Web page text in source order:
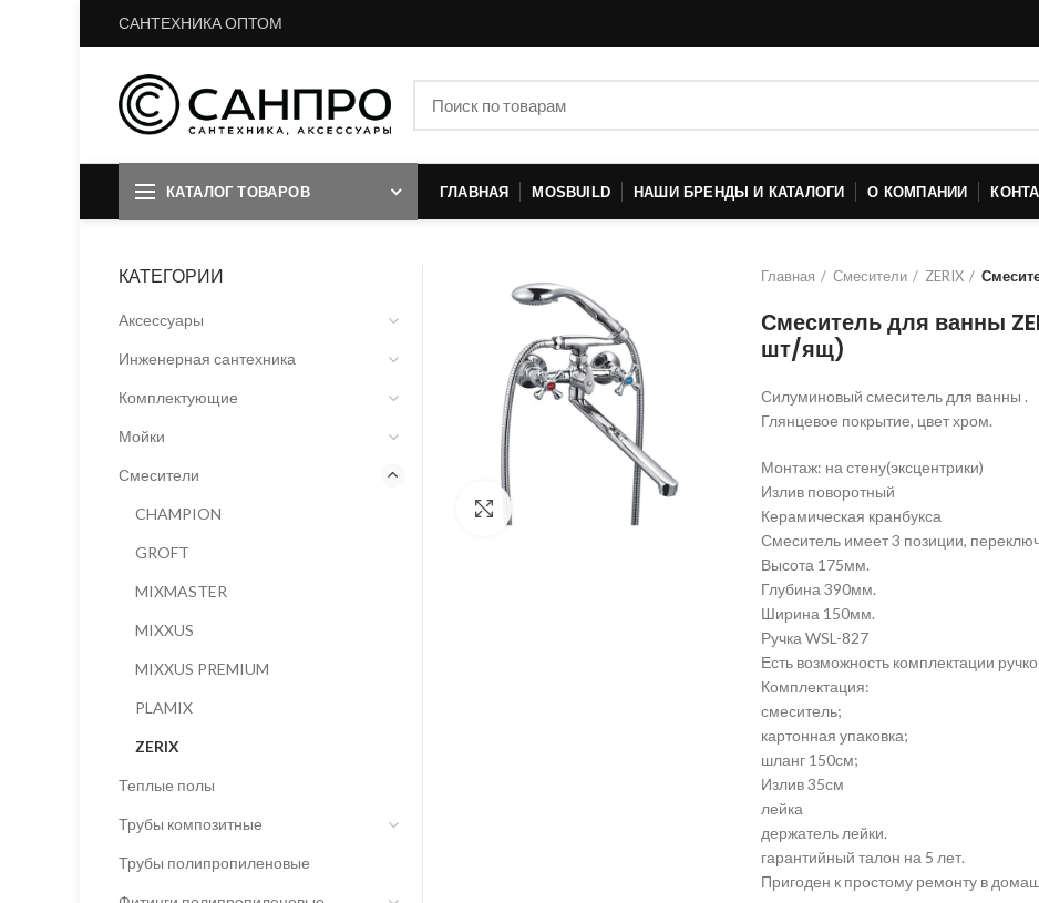
САНТЕХНИКА ОПТОМ
КАТАЛОГ ТОВАРОВ ГЛАВНАЯ MOSBUILD НАШИ БРЕНДЫ И КАТАЛОГИ О КОМПАНИИ
Нажмите для увеличения
Главная Смесители ZERIX
Смеситель для ванны
шт/ящ)
Силуминовый смеситель для ванны .
Глянцевое покрытие, цвет хром.
Монтаж: на стену(эксцентрики)
Излив поворотный
Керамическая кранбукса
Смеситель имеет 3 позиции,
Высота 175мм.
Глубина 390мм.
Ширина 150мм.
Ручка WSL-827
Есть возможность комплектации
Комплектация:
смеситель;
картонная упаковка;
шланг 150см;
Излив 35см
лейка
держатель лейки.
гарантийный талон на 5 лет.
Пригоден к простому ремонту в
КАТЕГОРИИ
Аксессуары
Инженерная сантехника
Комплектующие
Мойки
Смесители
CHAMPION
GROFT
MIXMASTER
MIXXUS
MIXXUS PREMIUM
PLAMIX
ZERIX
Теплые полы
Трубы композитные
Трубы полипропиленовые